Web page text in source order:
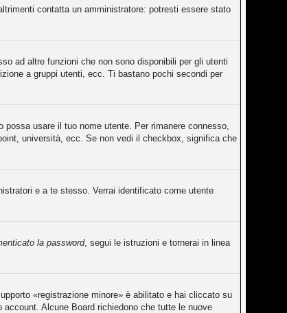
contatta un amministratore: potresti essere stato
ad altre funzioni che non sono disponibili per gli utenti
a gruppi utenti, ecc. Ti bastano pochi secondi per
usare il tuo nome utente. Per rimanere connesso,
università, ecc. Se non vedi il checkbox, significa che
e a te stesso. Verrai identificato come utente
la password, segui le istruzioni e tornerai in linea
«registrazione minore» è abilitato e hai cliccato su
Alcune Board richiedono che tutte le nuove